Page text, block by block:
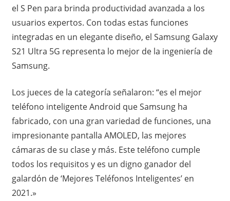
el S Pen para brinda productividad avanzada a los
usuarios expertos. Con todas estas funciones
integradas en un elegante diseño, el Samsung Galaxy
S21 Ultra 5G representa lo mejor de la ingeniería de
Samsung.
Los jueces de la categoría señalaron: “es el mejor
teléfono inteligente Android que Samsung ha
fabricado, con una gran variedad de funciones, una
impresionante pantalla AMOLED, las mejores
cámaras de su clase y más. Este teléfono cumple
todos los requisitos y es un digno ganador del
galardón de ‘Mejores Teléfonos Inteligentes’ en
2021.»